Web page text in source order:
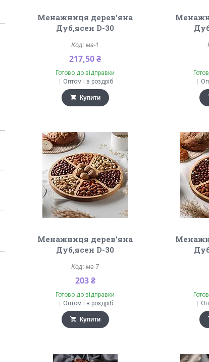
Менажниця дерев'яна
Дуб,ясен D-30
ма-1
217,50 ₴
Готово до відправки
Оптом і в роздріб
Купити
Менажниця дерев'яна
Дуб,ясен D-30
ма-7
203 ₴
Готово до відправки
Оптом і в роздріб
Купити